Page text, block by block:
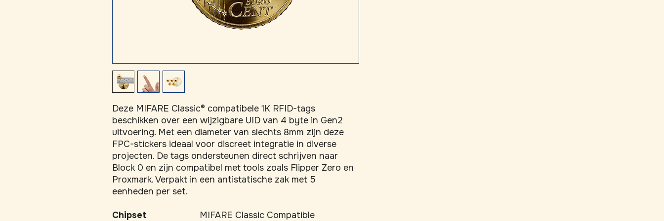
Deze MIFARE Classic® compatibele 1K RFID-tags
beschikken over een wijzigbare UID van 4 byte in Gen2
uitvoering. Met een diameter van slechts 8mm zijn deze
FPC-stickers ideaal voor discreet integratie in diverse
projecten. De tags ondersteunen direct schrijven naar
Block 0 en zijn compatibel met tools zoals Flipper Zero en
Proxmark. Verpakt in een antistatische zak met 5
eenheden per set.
Chipset
MIFARE Classic Compatible